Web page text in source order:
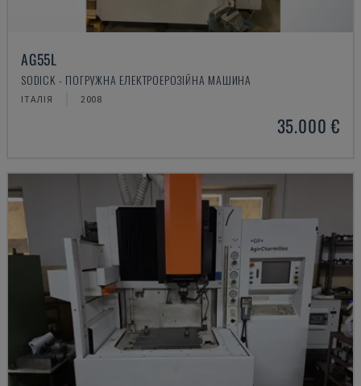
AG55L
SODICK - ПОГРУЖНА ЕЛЕКТРОЕРОЗІЙНА МАШИНА
ІТАЛІЯ 2008
35.000 €